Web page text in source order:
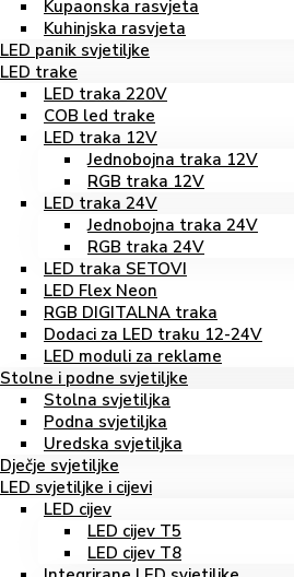
Kupaonska rasvjeta
Kuhinjska rasvjeta
LED panik svjetiljke
LED trake
LED traka 220V
COB led trake
LED traka 12V
Jednobojna traka 12V
RGB traka 12V
LED traka 24V
Jednobojna traka 24V
RGB traka 24V
LED traka SETOVI
LED Flex Neon
RGB DIGITALNA traka
Dodaci za LED traku 12-24V
LED moduli za reklame
Stolne i podne svjetiljke
Stolna svjetiljka
Podna svjetiljka
Uredska svjetiljka
Dječje svjetiljke
LED svjetiljke i cijevi
LED cijev
LED cijev T5
LED cijev T8